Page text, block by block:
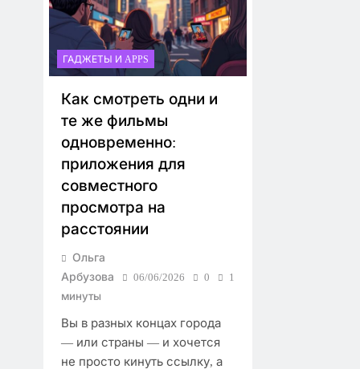
ГАДЖЕТЫ И APPS
Как смотреть одни и
те же фильмы
одновременно:
приложения для
совместного
просмотра на
расстоянии
Ольга
Арбузова
06/06/2026 0
1
минуты
Вы в разных концах города
— или страны — и хочется
не просто кинуть ссылку, а